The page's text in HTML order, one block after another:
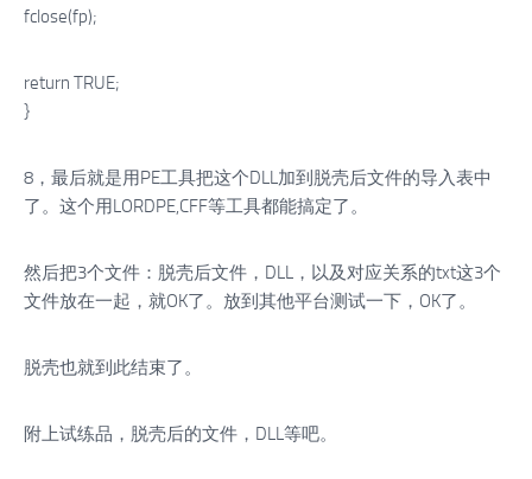
fclose(fp);
return TRUE;
}
8，最后就是用PE工具把这个DLL加到脱壳后文件的导入表中
了。这个用LORDPE,CFF等工具都能搞定了。
然后把3个文件：脱壳后文件，DLL，以及对应关系的txt这3个
文件放在一起，就OK了。放到其他平台测试一下，OK了。
脱壳也就到此结束了。
附上试练品，脱壳后的文件，DLL等吧。